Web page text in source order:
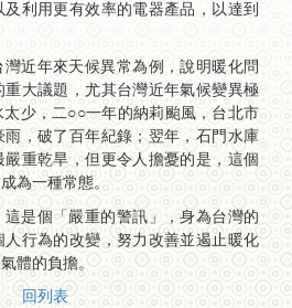
利用更有效率的電器產品，以達到
近年來天候異常為例，說明暖化問
大議題，尤其台灣近年氣候變異極
少，二○○一年的納莉颱風，台北市
，破了百年紀錄；翌年，石門水庫
重乾旱，但更令人擔憂的是，這個
為一種常態。
這是個「嚴重的警訊」，身為台灣的
行為的改變，努力改善並遏止暖化
體的負擔。
回列表